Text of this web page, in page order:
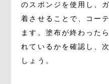
のスポンジを使用し、
着させることで、コー
ます。塗布が終わった
れているかを確認し、
しょう。